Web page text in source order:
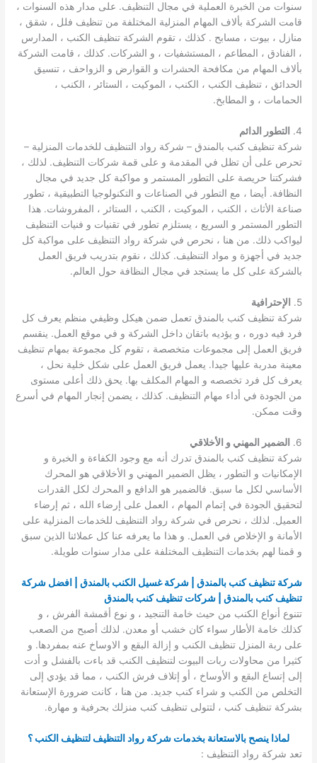
سنوات من الخبرة العملية في مجال التنظيف. على مدار هذه السنوات ،
قامت الشركة بألاف المهام المنزلية المختلفة من تنظيف فلل ، شقق ،
منازل ، بيوت ، مسابح . كذلك ، تقوم الشركة تنظيف الكنب ، المدارس
، الفنادق ، المطاعم ، المستشفيات ، و الشركات. كذلك ، قامت الشركة
بألاف المهام من مكافحة الحشرات و القوارض و الزواحف ، تنسيق
الحدائق ، تنظيف الكنب ، الكنب ، الموكيت ، الستائر ، الكنب ،
الحمامات ، و المطابخ.
4.
التطور الدائم
شركة تنظيف كنب بالمندق – شركة رواد التنظيف للخدمات المنزلية –
تحرص على أن تظل في المقدمة و على قمة شركات التنظيف. لذلك ،
فشركتنا حريصة على التطور المستمر و مواكبة كل جديد في مجال
النظافة. أيضا ، مع التطور في الصناعات و التكنولوجيا التطبيقية ، تطور
صناعة الأثاث ، الكنب ، الموكيت ، الكنب ، الستائر ، المفروشات. هذا
التطور المستمر و السريع ، يستلزم تطور في تقنيات و فنيات التنظيف
ليواكب ذلك. من هنا ، نحرص في شركة رواد التنظيف على مواكبة كل
جديد في أجهزة و مواد التنظيف. كذلك ، نقوم بتدريب فريق العمل
بالشركة على كل ما يستجد في مجال النظافة حول العالم.
5.
الإحترافية
شركة تنظيف كنب بالمندق تعمل ضمن هيكل وظيفي منظم يعرف كل
فرد فيه دوره ، و يؤديه باتقان داخل الشركة و في موقع العمل. ينقسم
فريق العمل إلى مجموعات متخصصة ، تقوم كل مجموعة بمهام تنظيف
معينة مدربة عليها جيدا. يعمل فريق العمل على شكل خلية نحل ،
يعرف كل فرد تخصصه و المهام المكلف بها. يحق ذلك أعلى مستوى
من الجودة في أداء مهام التنظيف. كذلك ، يضمن إنجار المهام في أسرع
وقت ممكن.
6.
الضمير المهني و الأخلاقي
شركة تنظيف كنب بالمندق تدرك أنه مع وجود الكفاءة و الخبرة و
الإمكانيات و التطور ، يظل الضمير المهني و الأخلاقي هو المحرك
الأساسي لكل ما سبق. فالضمير هو الدافع و المحرك لكل القدرات
لتحقيق الجودة في إتمام المهام ، العمل على إرضاء الله ، ثم إرضاء
العميل. لذلك ، نحرص في شركة رواد التنظيف للخدمات المنزلية على
الأمانة و الإخلاص في العمل. و هذا ما يعرفه عنا كل عملائنا الذين سبق
و قمنا لهم بخدمات التنظيف المختلفة على مدار سنوات طويلة.
شركة تنظيف كنب بالمندق | شركة غسيل الكنب بالمندق | افضل شركة
تنظيف كنب بالمندق | شركات تنظيف كنب بالمندق
تتنوع أنواع الكنب من حيث خامة التنجيد ، و نوع أقمشة الفرش ، و
كذلك خامة الأطار سواء كان خشب أو معدن. لذلك أصبح من الصعب
على ربة المنزل تنظيف الكنب و إزالة البقع و الاوساخ عنه بمفردها. و
كثيرا من محاولات ربات البيوت لتنظيف الكنب قد باءت بالفشل و أدت
إلى إتساع البقع و الأوساخ ، أو إتلاف فرش الكنب ، مما قد يؤدي إلى
التخلص من الكنب و شراء كنب جديد. من هنا ، كانت ضرورة الإستعانة
بشركة تنظيف كنب ، لتتولى تنظيف كنب منزلك بحرفية و مهارة.
لماذا ينصح بالاستعانة بخدمات شركة رواد التنظيف لتنظيف الكنب ؟
تعد شركة رواد التنظيف :